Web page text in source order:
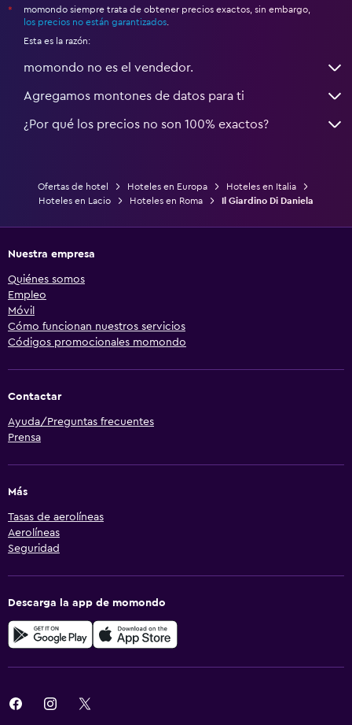
*
momondo siempre trata de obtener precios exactos, sin embargo,
los precios no están garantizados
Esta es la razón:
momondo no es el vendedor.
Agregamos montones de datos para ti
¿Por qué los precios no son 100% exactos?
Ofertas de hotel Hoteles en Europa
Hoteles en Italia
Hoteles en Lacio
Hoteles en Roma Il Giardino Di Daniela
Nuestra empresa
Quiénes somos
Empleo
Móvil
Cómo funcionan nuestros servicios
Códigos promocionales momondo
Contactar
Ayuda/Preguntas frecuentes
Prensa
Más
Tasas de aerolíneas
Aerolíneas
Seguridad
Descarga la app de momondo